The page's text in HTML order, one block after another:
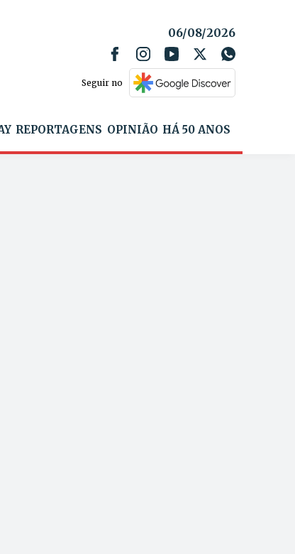
06/08/2026
Seguir no
REPORTAGENS OPINIÃO HÁ 50 ANOS